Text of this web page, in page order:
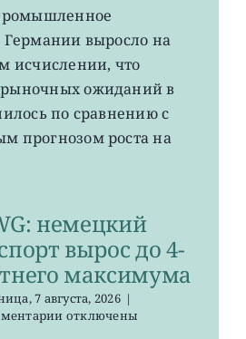
EWG:
рост
промпроизводства
Германии
до
0,2%
Германии выросло на
исчислении, что
ожиданий в
по сравнению с
прогнозом роста на
немецкий
вырос до 4-
максимума
7 августа, 2026 |
котключены